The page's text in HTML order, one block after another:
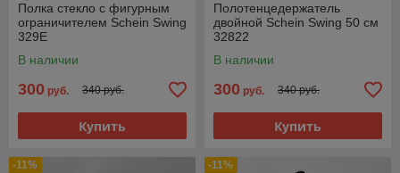
Полка стекло с фигурным
ограничителем Schein Swing
329E
В наличии
300 руб. 340 руб.
Купить
Полотенцедержатель
двойной Schein Swing 50 см
32822
В наличии
300 руб. 340 руб.
Купить
-11% -11%